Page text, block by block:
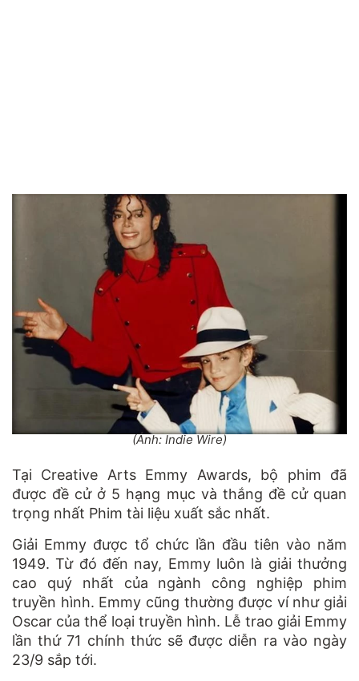
(Ảnh: Indie Wire)
Tại Creative Arts Emmy Awards, bộ phim đã
được đề cử ở 5 hạng mục và thắng đề cử quan
trọng nhất Phim tài liệu xuất sắc nhất.
Giải Emmy được tổ chức lần đầu tiên vào năm
1949. Từ đó đến nay, Emmy luôn là giải thưởng
cao quý nhất của ngành công nghiệp phim
truyền hình. Emmy cũng thường được ví như giải
Oscar của thể loại truyền hình. Lễ trao giải Emmy
lần thứ 71 chính thức sẽ được diễn ra vào ngày
23/9 sắp tới.